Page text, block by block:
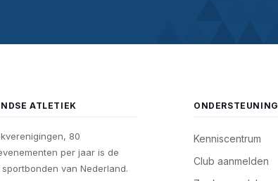
ATLETIEK
80
per jaar is de
van Nederland.
ONDERSTEUNING
Kenniscentrum
Club aanmelden